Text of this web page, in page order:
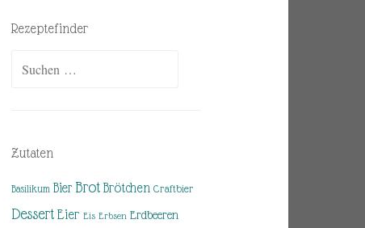
Rezeptefinder
Zutaten
Basilikum Bier Brot Brötchen Craftbier
Dessert Eier Eis Erbsen Erdbeeren